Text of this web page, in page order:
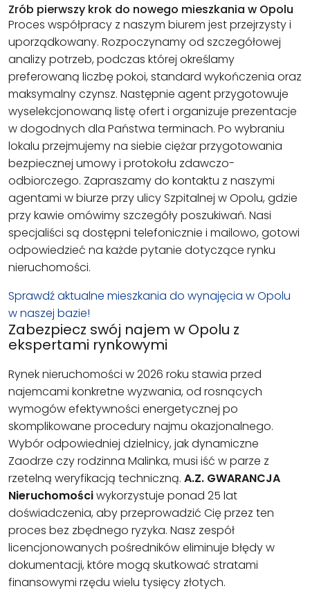
Zrób pierwszy krok do nowego mieszkania w Opolu
Proces współpracy z naszym biurem jest przejrzysty i
uporządkowany. Rozpoczynamy od szczegółowej
analizy potrzeb, podczas której określamy
preferowaną liczbę pokoi, standard wykończenia oraz
maksymalny czynsz. Następnie agent przygotowuje
wyselekcjonowaną listę ofert i organizuje prezentacje
w dogodnych dla Państwa terminach. Po wybraniu
lokalu przejmujemy na siebie ciężar przygotowania
bezpiecznej umowy i protokołu zdawczo-
odbiorczego. Zapraszamy do kontaktu z naszymi
agentami w biurze przy ulicy Szpitalnej w Opolu, gdzie
przy kawie omówimy szczegóły poszukiwań. Nasi
specjaliści są dostępni telefonicznie i mailowo, gotowi
odpowiedzieć na każde pytanie dotyczące rynku
nieruchomości.
Sprawdź aktualne mieszkania do wynajęcia w Opolu
w naszej bazie!
Zabezpiecz swój najem w Opolu z
ekspertami rynkowymi
Rynek nieruchomości w 2026 roku stawia przed
najemcami konkretne wyzwania, od rosnących
wymogów efektywności energetycznej po
skomplikowane procedury najmu okazjonalnego.
Wybór odpowiedniej dzielnicy, jak dynamiczne
Zaodrze czy rodzinna Malinka, musi iść w parze z
rzetelną weryfikacją techniczną. A.Z. GWARANCJA
Nieruchomościwykorzystuje ponad 25 lat
doświadczenia, aby przeprowadzić Cię przez ten
proces bez zbędnego ryzyka. Nasz zespół
licencjonowanych pośredników eliminuje błędy w
dokumentacji, które mogą skutkować stratami
finansowymi rzędu wielu tysięcy złotych.